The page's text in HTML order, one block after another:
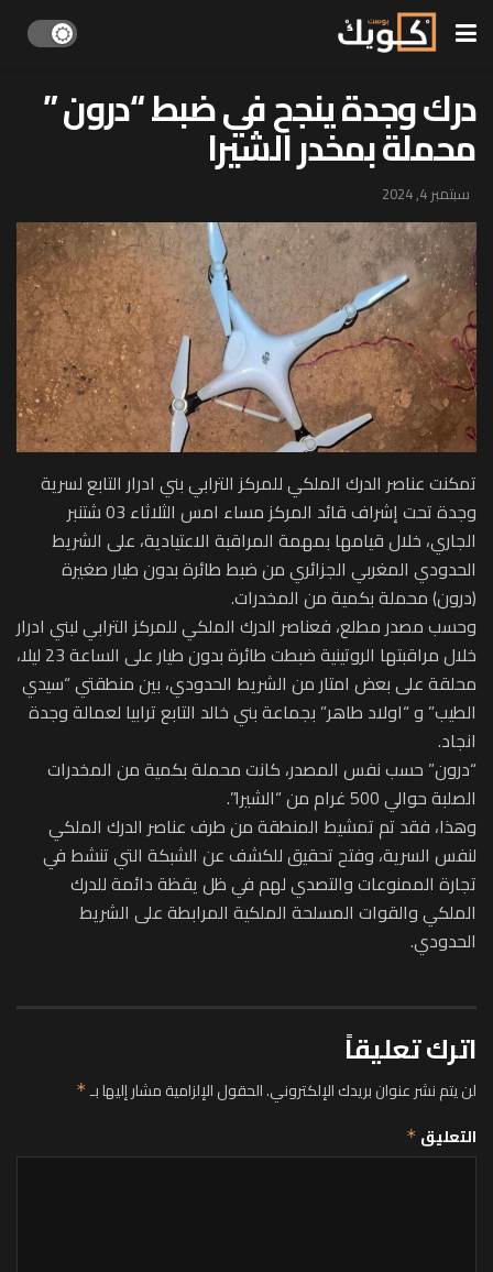
درك وجدة ينجح في ضبط “درون ”
محملة بمخدر الشيرا
سبتمبر 4, 2024
تمكنت عناصر الدرك الملكي للمركز الترابي بني ادرار التابع لسرية
وجدة تحت إشراف قائد المركز مساء امس الثلاثاء 03 شتنبر
الجاري، خلال قيامها بمهمة المراقبة الاعتيادية، على الشريط
الحدودي المغربي الجزائري من ضبط طائرة بدون طيار صغيرة
(درون) محملة بكمية من المخدرات.
وحسب مصدر مطلع، فعناصر الدرك الملكي للمركز الترابي لبني ادرار
خلال مراقبتها الروتينية ضبطت طائرة بدون طيار على الساعة 23 ليلا،
محلقة على بعض امتار من الشريط الحدودي، بين منطقتي “سيدي
الطيب” و “اولاد طاهر” بجماعة بني خالد التابع ترابيا لعمالة وجدة
انجاد.
“درون” حسب نفس المصدر، كانت محملة بكمية من المخدرات
الصلبة حوالي 500 غرام من “الشيرا”.
وهذا، فقد تم تمشيط المنطقة من طرف عناصر الدرك الملكي
لنفس السرية، وفتح تحقيق للكشف عن الشبكة التي تنشط في
تجارة الممنوعات والتصدي لهم في ظل يقظة دائمة للدرك
الملكي والقوات المسلحة الملكية المرابطة على الشريط
الحدودي.
اترك تعليقاً
لن يتم نشر عنوان بريدك الإلكتروني.الحقول الإلزامية مشار إليها بـ*
التعليق *